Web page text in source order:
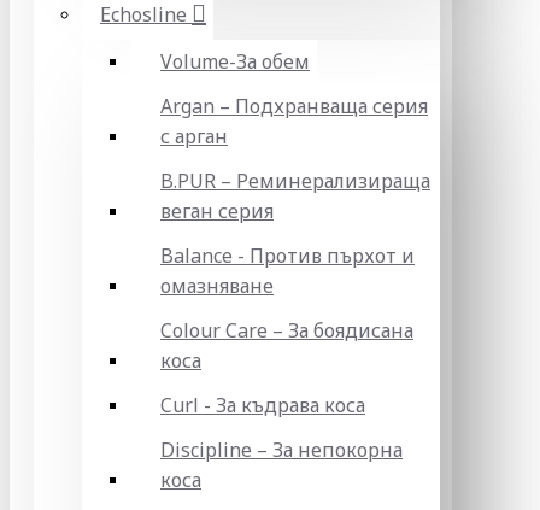
Echosline
Volume-За обем
Argan – Подхранваща серия
с арган
B.PUR – Реминерализираща
веган серия
Balance - Против пърхот и
омазняване
Colour Care – За боядисана
коса
Curl - За къдрава коса
Discipline – За непокорна
коса